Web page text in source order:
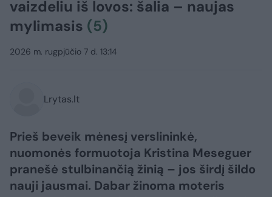
vaizdeliu iš lovos: šalia – naujas
mylimasis (5)
2026 m. rugpjūčio 7 d. 13:14
Lrytas.lt
Prieš beveik mėnesį verslininkė,
nuomonės formuotoja Kristina Meseguer
pranešė stulbinančią žinią – jos širdį šildo
nauji jausmai. Dabar žinoma moteris